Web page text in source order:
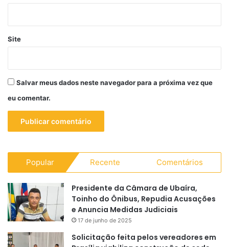
Site
Salvar meus dados neste navegador para a próxima vez que
eu comentar.
Popular Recente Comentários
Presidente da Câmara de Ubaíra,
Toinho do Ônibus, Repudia Acusações
e Anuncia Medidas Judiciais
17 de junho de 2025
Solicitação feita pelos vereadores em